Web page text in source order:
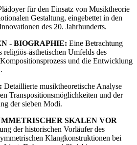
für den Einsatz von Musiktheorie
Gestaltung, eingebettet in den
des 20. Jahrhunderts.
- BIOGRAPHIE: Eine Betrachtung
religiös-ästhetischen Umfelds des
und die Entwicklung
Detaillierte musiktheoretische Analyse
Transpositionsmöglichkeiten und der
der sieben Modi.
SKALEN VOR
der historischen Vorläufer des
Klangkonstruktionen bei